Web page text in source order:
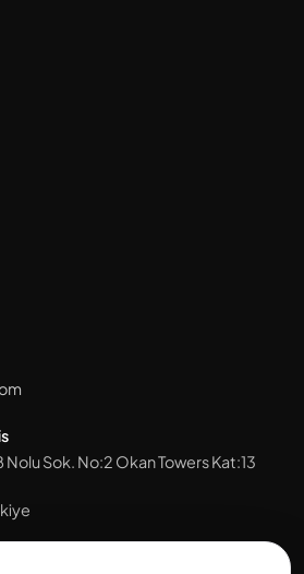
Sok. No:2 Okan Towers Kat:13